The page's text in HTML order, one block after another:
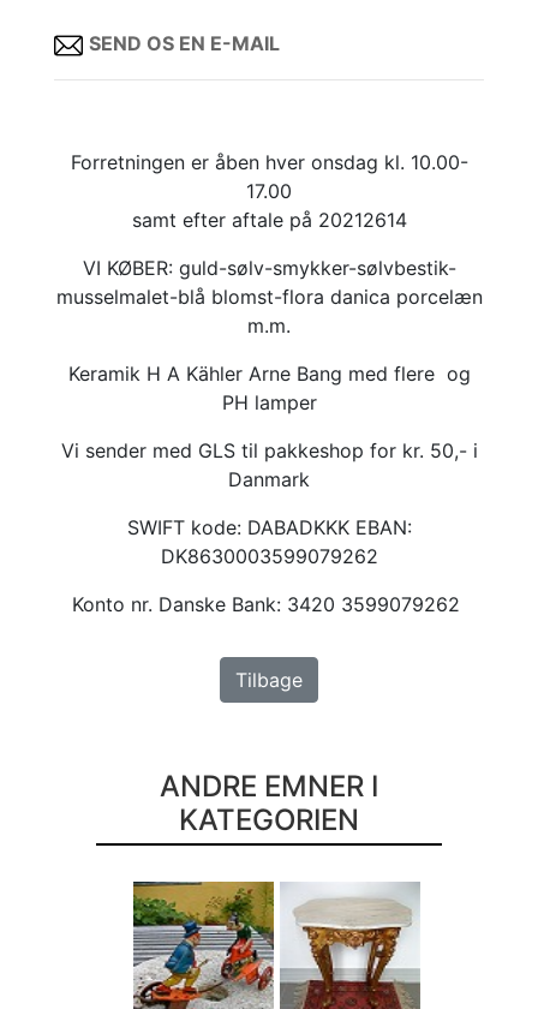
SEND OS EN E-MAIL
Forretningen er åben hver onsdag kl. 10.00-
17.00
samt efter aftale på 20212614
VI KØBER: guld-sølv-smykker-sølvbestik-
musselmalet-blå blomst-flora danica porcelæn
m.m.
Keramik H A Kähler Arne Bang med flere og
PH lamper
Vi sender med GLS til pakkeshop for kr. 50,- i
Danmark
SWIFT kode: DABADKKK EBAN:
DK8630003599079262
Konto nr. Danske Bank: 3420 3599079262
Tilbage
ANDRE EMNER I
KATEGORIEN